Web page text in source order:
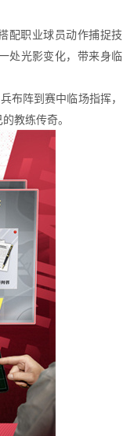
配职业球员动作捕捉技
处光影变化，带来身临
布阵到赛中临场指挥，
教练传奇。